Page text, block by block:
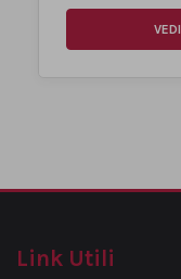
d'onda
Disponibile dal:
VEDI
Link Utili